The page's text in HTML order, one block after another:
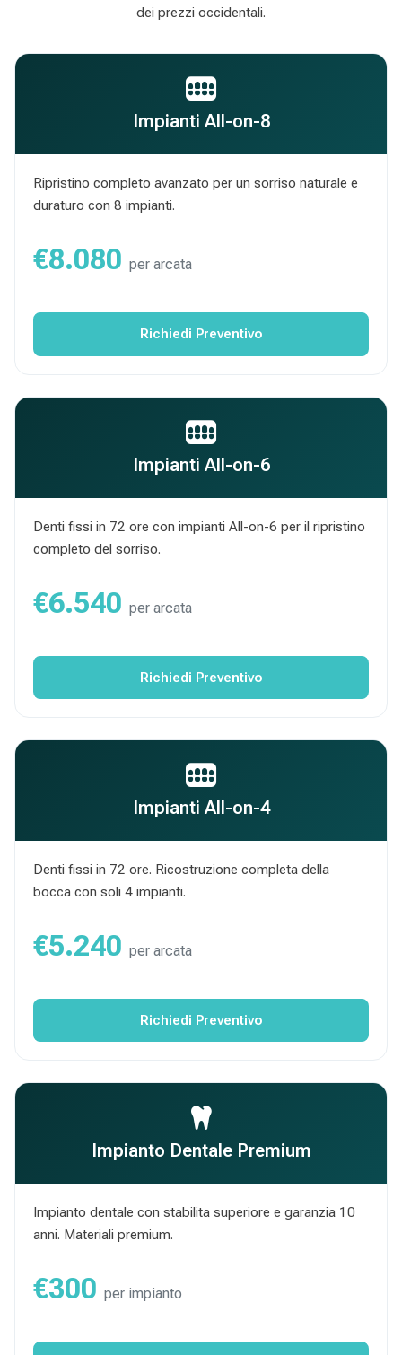
dei prezzi occidentali.
Impianti All-on-8
Ripristino completo avanzato per un sorriso naturale e
duraturo con 8 impianti.
€8.080 per arcata
Richiedi Preventivo
Impianti All-on-6
Denti fissi in 72 ore con impianti All-on-6 per il ripristino
completo del sorriso.
€6.540 per arcata
Richiedi Preventivo
Impianti All-on-4
Denti fissi in 72 ore. Ricostruzione completa della
bocca con soli 4 impianti.
€5.240 per arcata
Richiedi Preventivo
Impianto Dentale Premium
Impianto dentale con stabilita superiore e garanzia 10
anni. Materiali premium.
€300 per impianto